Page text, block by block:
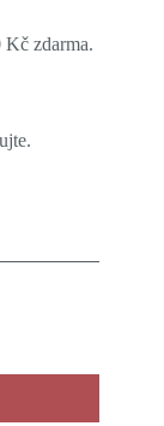
Kč zdarma.